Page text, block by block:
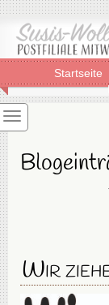
Startseite
Wir